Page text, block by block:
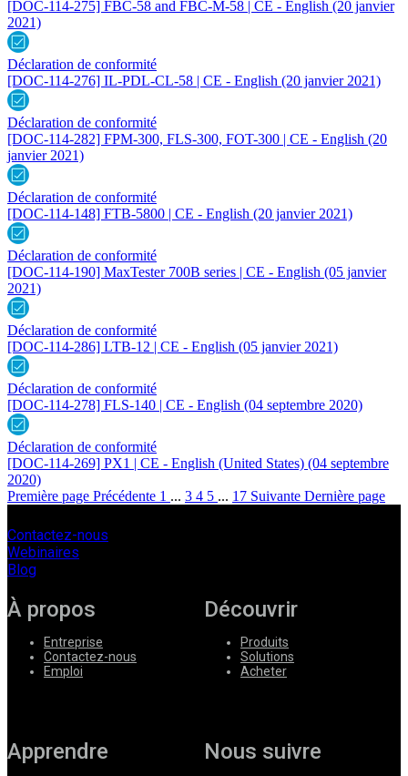
[DOC-114-275] FBC-58 and FBC-M-58 | CE - English (20 janvier
2021)
Déclaration de conformité
[DOC-114-276] IL-PDL-CL-58 | CE - English (20 janvier 2021)
Déclaration de conformité
[DOC-114-282] FPM-300, FLS-300, FOT-300 | CE - English (20
janvier 2021)
Déclaration de conformité
[DOC-114-148] FTB-5800 | CE - English (20 janvier 2021)
Déclaration de conformité
[DOC-114-190] MaxTester 700B series | CE - English (05 janvier
2021)
Déclaration de conformité
[DOC-114-286] LTB-12 | CE - English (05 janvier 2021)
Déclaration de conformité
[DOC-114-278] FLS-140 | CE - English (04 septembre 2020)
Déclaration de conformité
[DOC-114-269] PX1 | CE - English (United States) (04 septembre
2020)
Première page Précédente 1 ... 3 4 5 ... 17 Suivante Dernière page
Contactez-nous
Webinaires
Blog
À propos
Entreprise
Contactez-nous
Emploi
Découvrir
Produits
Solutions
Acheter
Apprendre Nous suivre